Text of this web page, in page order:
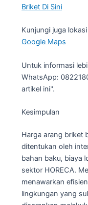
Briket Di Sini
Kunjungi juga
Google Maps
Untuk informasi
WhatsApp:
artikel ini".
Kesimpulan
Harga arang briket
ditentukan oleh
bahan baku, biaya
sektor HORECA.
menawarkan
lingkungan yang